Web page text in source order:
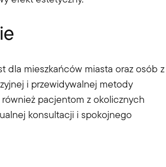
dla mieszkańców miasta oraz osób z
i przewidywalnej metody
pacjentom z okolicznych
konsultacji i spokojnego